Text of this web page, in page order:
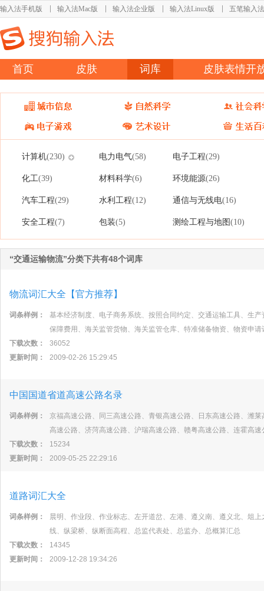
输入法手机版 输入法Mac版 输入法企业版 输入法Linux版 五笔输入法
首页 皮肤 词库 皮肤表情开
计算机(230) 电力电气(58) 电子工程(29)
化工(39) 材料科学(6) 环境能源(26)
汽车工程(29) 水利工程(12) 通信与无线电(16)
安全工程(7) 包装(5) 测绘工程与地图(10)
“交通运输物流”分类下共有48个词库
物流词汇大全【官方推荐】
词条样例：
基本经济制度、电子商务系统、按照合同约定、交通运输工具、生
保障费用、海关监管货物、海关监管仓库、特准储备物资、物资申
下载次数：
36052
更新时间：
2009-02-26 15:29:45
中国国道省道高速公路名录
词条样例：
京福高速公路、同三高速公路、青银高速公路、日东高速公路、潍
高速公路、济菏高速公路、沪瑞高速公路、赣粤高速公路、连霍高
下载次数：
15234
更新时间：
2009-05-25 22:29:16
道路词汇大全
词条样例：
晨明、作业段、作业标志、左开道岔、左港、遵义南、遵义北、俎
线、纵梁桥、纵断面高程、总监代表处、总监办、总概算汇总
下载次数：
14345
更新时间：
2009-12-28 19:34:26